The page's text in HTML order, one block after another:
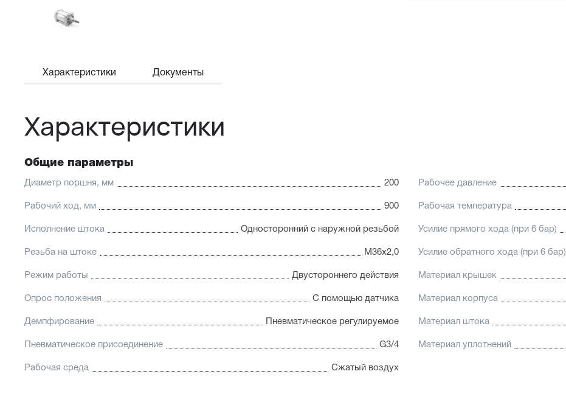
Характеристики Документы
Характеристики
Общие параметры
Диаметр поршня, мм 200 Рабочее давление
Рабочий ход, мм 900 Рабочая температура
Исполнение штока Односторонний с наружной резьбой Усилие прямого хода (при 6 бар)
Резьба на штоке М36х2,0 Усилие обратного хода (при 6 бар)
Режим работы Двустороннего действия Материал крышек
Опрос положения С помощью датчика Материал корпуса
Демпфирование Пневматическое регулируемое Материал штока
Пневматическое присоединение G3/4 Материал уплотнений
Рабочая среда Сжатый воздух